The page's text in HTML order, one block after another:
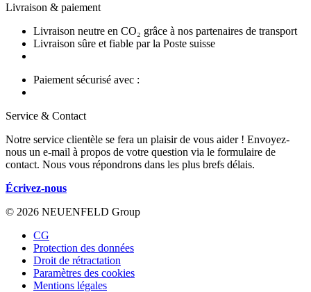
Livraison & paiement
Livraison neutre en CO₂ grâce à nos partenaires de transport
Livraison sûre et fiable par la Poste suisse
Paiement sécurisé avec :
Service & Contact
Notre service clientèle se fera un plaisir de vous aider ! Envoyez-
nous un e-mail à propos de votre question via le formulaire de
contact. Nous vous répondrons dans les plus brefs délais.
Écrivez-nous
© 2026 NEUENFELD Group
CG
Protection des données
Droit de rétractation
Paramètres des cookies
Mentions légales